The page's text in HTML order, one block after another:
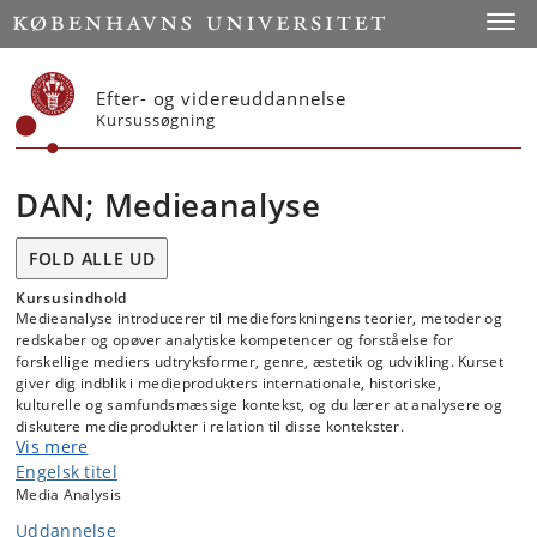
Start
Efter- og videreuddannelse
Kursussøgning
DAN; Medieanalyse
FOLD ALLE UD
Kursusindhold
Medieanalyse introducerer til medieforskningens teorier, metoder og
redskaber og opøver analytiske kompetencer og forståelse for
forskellige mediers udtryksformer, genre, æstetik og udvikling. Kurset
giver dig indblik i medieprodukters internationale, historiske,
kulturelle og samfundsmæssige kontekst, og du lærer at analysere og
diskutere medieprodukter i relation til disse kontekster.
Fællesforelæsninger E25:
2. Sep. Fællesforelæsning ved … Helle Kannik
Vis mere
Engelsk titel
Media Analysis
Uddannelse